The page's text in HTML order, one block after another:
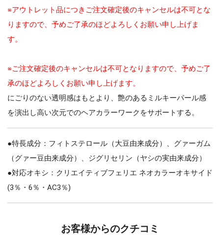
※アウトレット品につきご注文確定後のキャンセルは不可とな
りますので、予めご了承のほどよろしくお願い申し上げま
す。
※ご注文確定後のキャンセルは不可となりますので、予めご了
承のほどよろしくお願い申し上げます。
にごりのない透明感はもとより、艶のあるミルキーパール感
を演出し高い次元でのヘアカラーワークをサポートする。
●特長成分：フィトステロール（大豆由来成分）、グァーガム
（グァー豆由来成分）、ジグリセリン（ヤシの実由来成分）
●対応オキシ：クリエイティブフェリエ ネオカラーオキサイド
(3％・6％・AC3％)
お客様からのクチコミ